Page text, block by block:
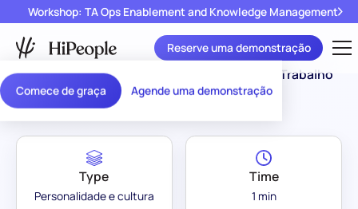
Comece de graça Agende uma demonstração
Workshop: TA Ops Enablement and Knowledge Management
Reserve uma demonstração
Assessment Library Tamanho do Espaço de Trabalho
Type
Personalidade e cultura
Time
1 min